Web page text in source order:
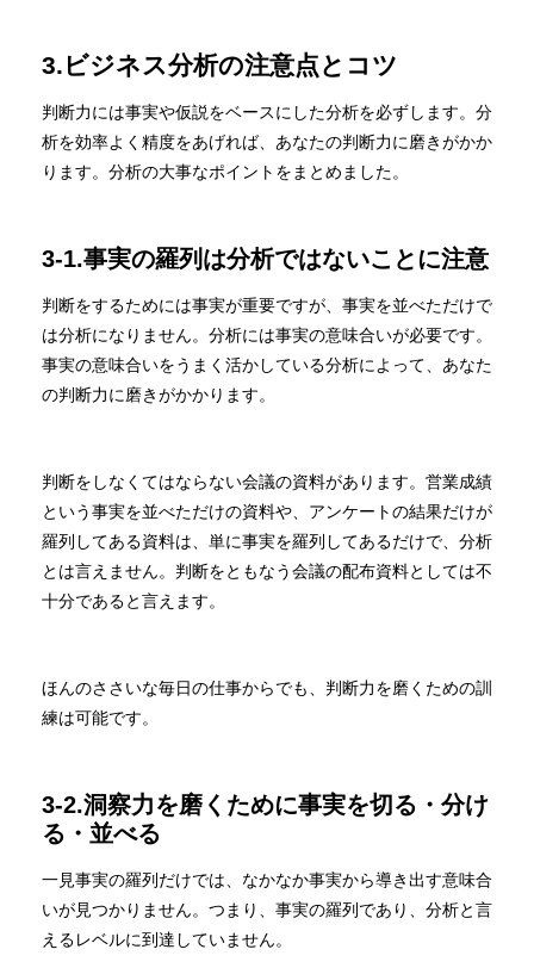
3.ビジネス分析の注意点とコツ
判断力には事実や仮説をベースにした分析を必ずします。分
析を効率よく精度をあげれば、あなたの判断力に磨きがかか
ります。分析の大事なポイントをまとめました。
3-1.事実の羅列は分析ではないことに注意
判断をするためには事実が重要ですが、事実を並べただけで
は分析になりません。分析には事実の意味合いが必要です。
事実の意味合いをうまく活かしている分析によって、あなた
の判断力に磨きがかかります。
判断をしなくてはならない会議の資料があります。営業成績
という事実を並べただけの資料や、アンケートの結果だけが
羅列してある資料は、単に事実を羅列してあるだけで、分析
とは言えません。判断をともなう会議の配布資料としては不
十分であると言えます。
ほんのささいな毎日の仕事からでも、判断力を磨くための訓
練は可能です。
3-2.洞察力を磨くために事実を切る・分け
る・並べる
一見事実の羅列だけでは、なかなか事実から導き出す意味合
いが見つかりません。つまり、事実の羅列であり、分析と言
えるレベルに到達していません。